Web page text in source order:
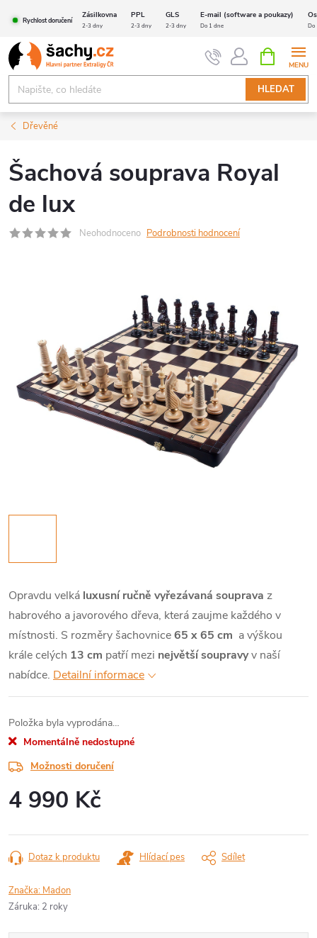
obsah
Rychlost doručení
Zásilkovna PPL GLS E-mail (software a poukazy)
2-3 dny 2-3 dny 2-3 dny Do 1 dne Do
HLEDAT
NÁKUPNÍ
KOŠÍK
Dřevěné
Šachová souprava Royal
de lux
Neohodnoceno Podrobnosti hodnocení
Opravdu velká luxusní ručně vyřezávaná souprava z
habrového a javorového dřeva, která zaujme každého v
místnosti. S rozměry šachovnice65 x 65 cm a výškou
krále celých 13 cm patří mezi největší soupravyv naší
nabídce. Detailní informace
Položka byla vyprodána…
Momentálně nedostupné
Možnosti doručení
4 990 Kč
cena:
Dotaz k produktu Hlídací pes Sdílet
Značka: Madon
Záruka: 2 roky